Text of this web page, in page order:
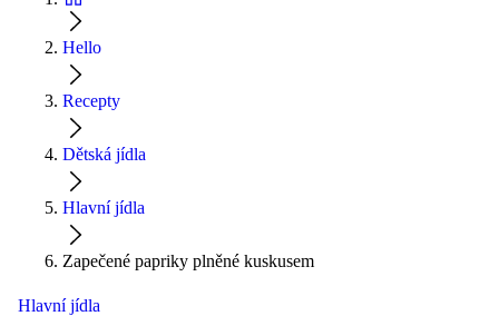
Hello
Recepty
Dětská jídla
Hlavní jídla
Zapečené papriky plněné kuskusem
Hlavní jídla